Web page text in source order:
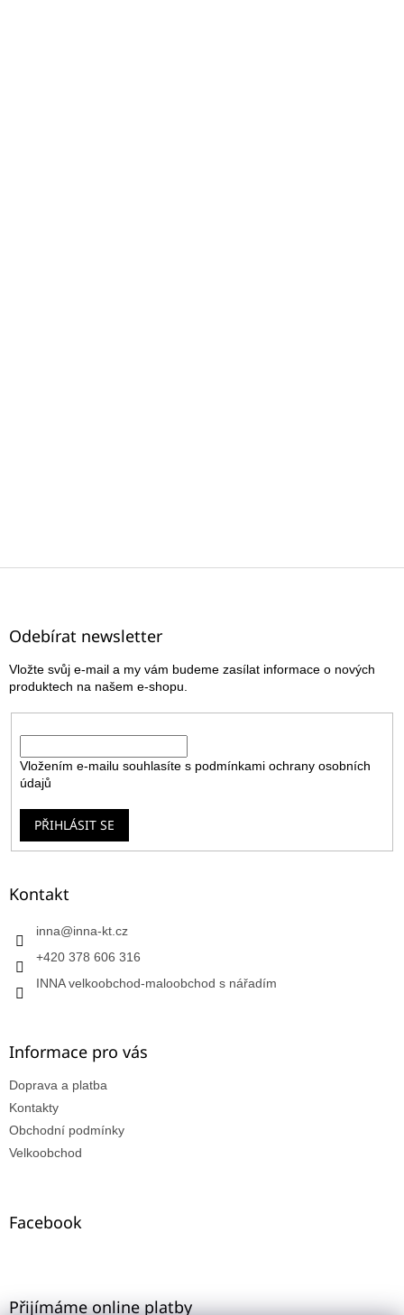
Z
Odebírat newsletter
Vložte svůj e-mail a my vám budeme zasílat informace o nových
produktech na našem e-shopu.
Vložením e-mailu souhlasíte s podmínkami ochrany osobních
údajů
PŘIHLÁSIT SE
Kontakt
inna@inna-kt.cz
+420 378 606 316
INNA velkoobchod-maloobchod s nářadím
Informace pro vás
Doprava a platba
Kontakty
Obchodní podmínky
Velkoobchod
Facebook
Přijímáme online platby